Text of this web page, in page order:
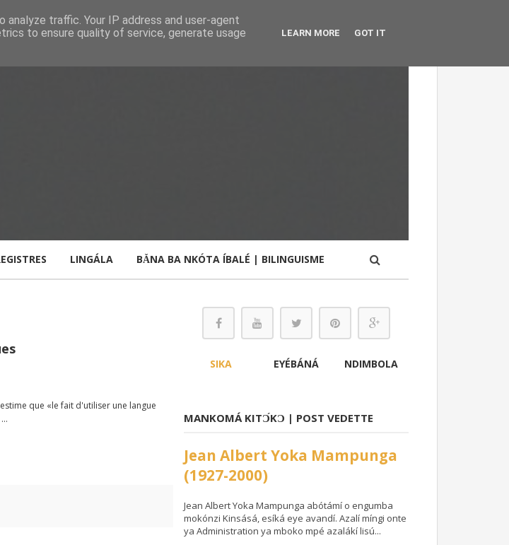
LINGÁLA BǍNA BA NKÓTA ÍBALÉ | BILINGUISME
que «le fait d'utiliser une langue
SIKA EYÉBÁNÁ NDIMBOLA
MANKOMÁ KITƆ́KƆ | POST VEDETTE
Jean Albert Yoka Mampunga
(1927-2000)
Jean Albert Yoka Mampunga abótámí o engumba
mokónzi Kinsásá, esíká eye avandí. Azalí míngi onte
ya Administration ya mboko mpé azalákí lisú...
traffic. Your IP address and user-agent
to ensure quality of service, generate usage
LEARN MORE GOT IT